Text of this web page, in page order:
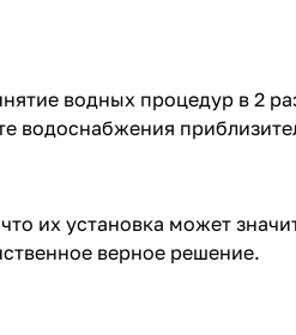
водных процедур в 2
водоснабжения
их установка может
верное решение.